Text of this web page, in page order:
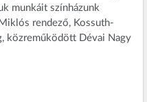
munkáit színházunk
rendező, Kossuth-
közreműködött Dévai Nagy